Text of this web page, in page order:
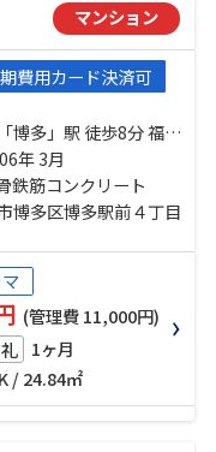
マンション
費用カード決済可
多」駅 徒歩8分 福岡
駅 徒歩8分 福岡市
」駅 徒歩8分
年 3月
鉄筋コンクリート
博多区博多駅前４丁目
(管理費 11,000円)
礼 1ヶ月
/ 24.84㎡